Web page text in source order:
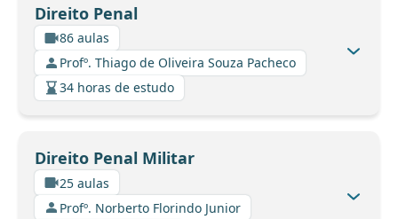
Direito Penal
86 aulas
Profº. Thiago de Oliveira Souza Pacheco
34 horas de estudo
Direito Penal Militar
25 aulas
Profº. Norberto Florindo Junior